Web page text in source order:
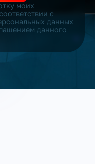
моих
с
данных
данного